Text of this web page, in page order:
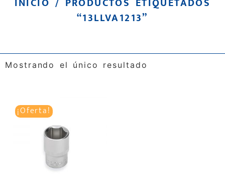
“13LLVA1213”
Mostrando el único resultado
¡Oferta!